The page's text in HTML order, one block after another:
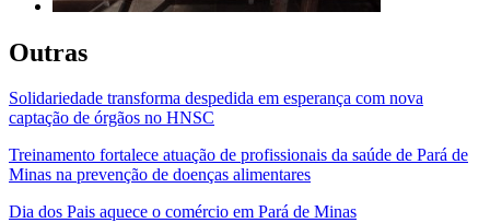
Outras
Solidariedade transforma despedida em esperança com nova
captação de órgãos no HNSC
Treinamento fortalece atuação de profissionais da saúde de Pará de
Minas na prevenção de doenças alimentares
Dia dos Pais aquece o comércio em Pará de Minas